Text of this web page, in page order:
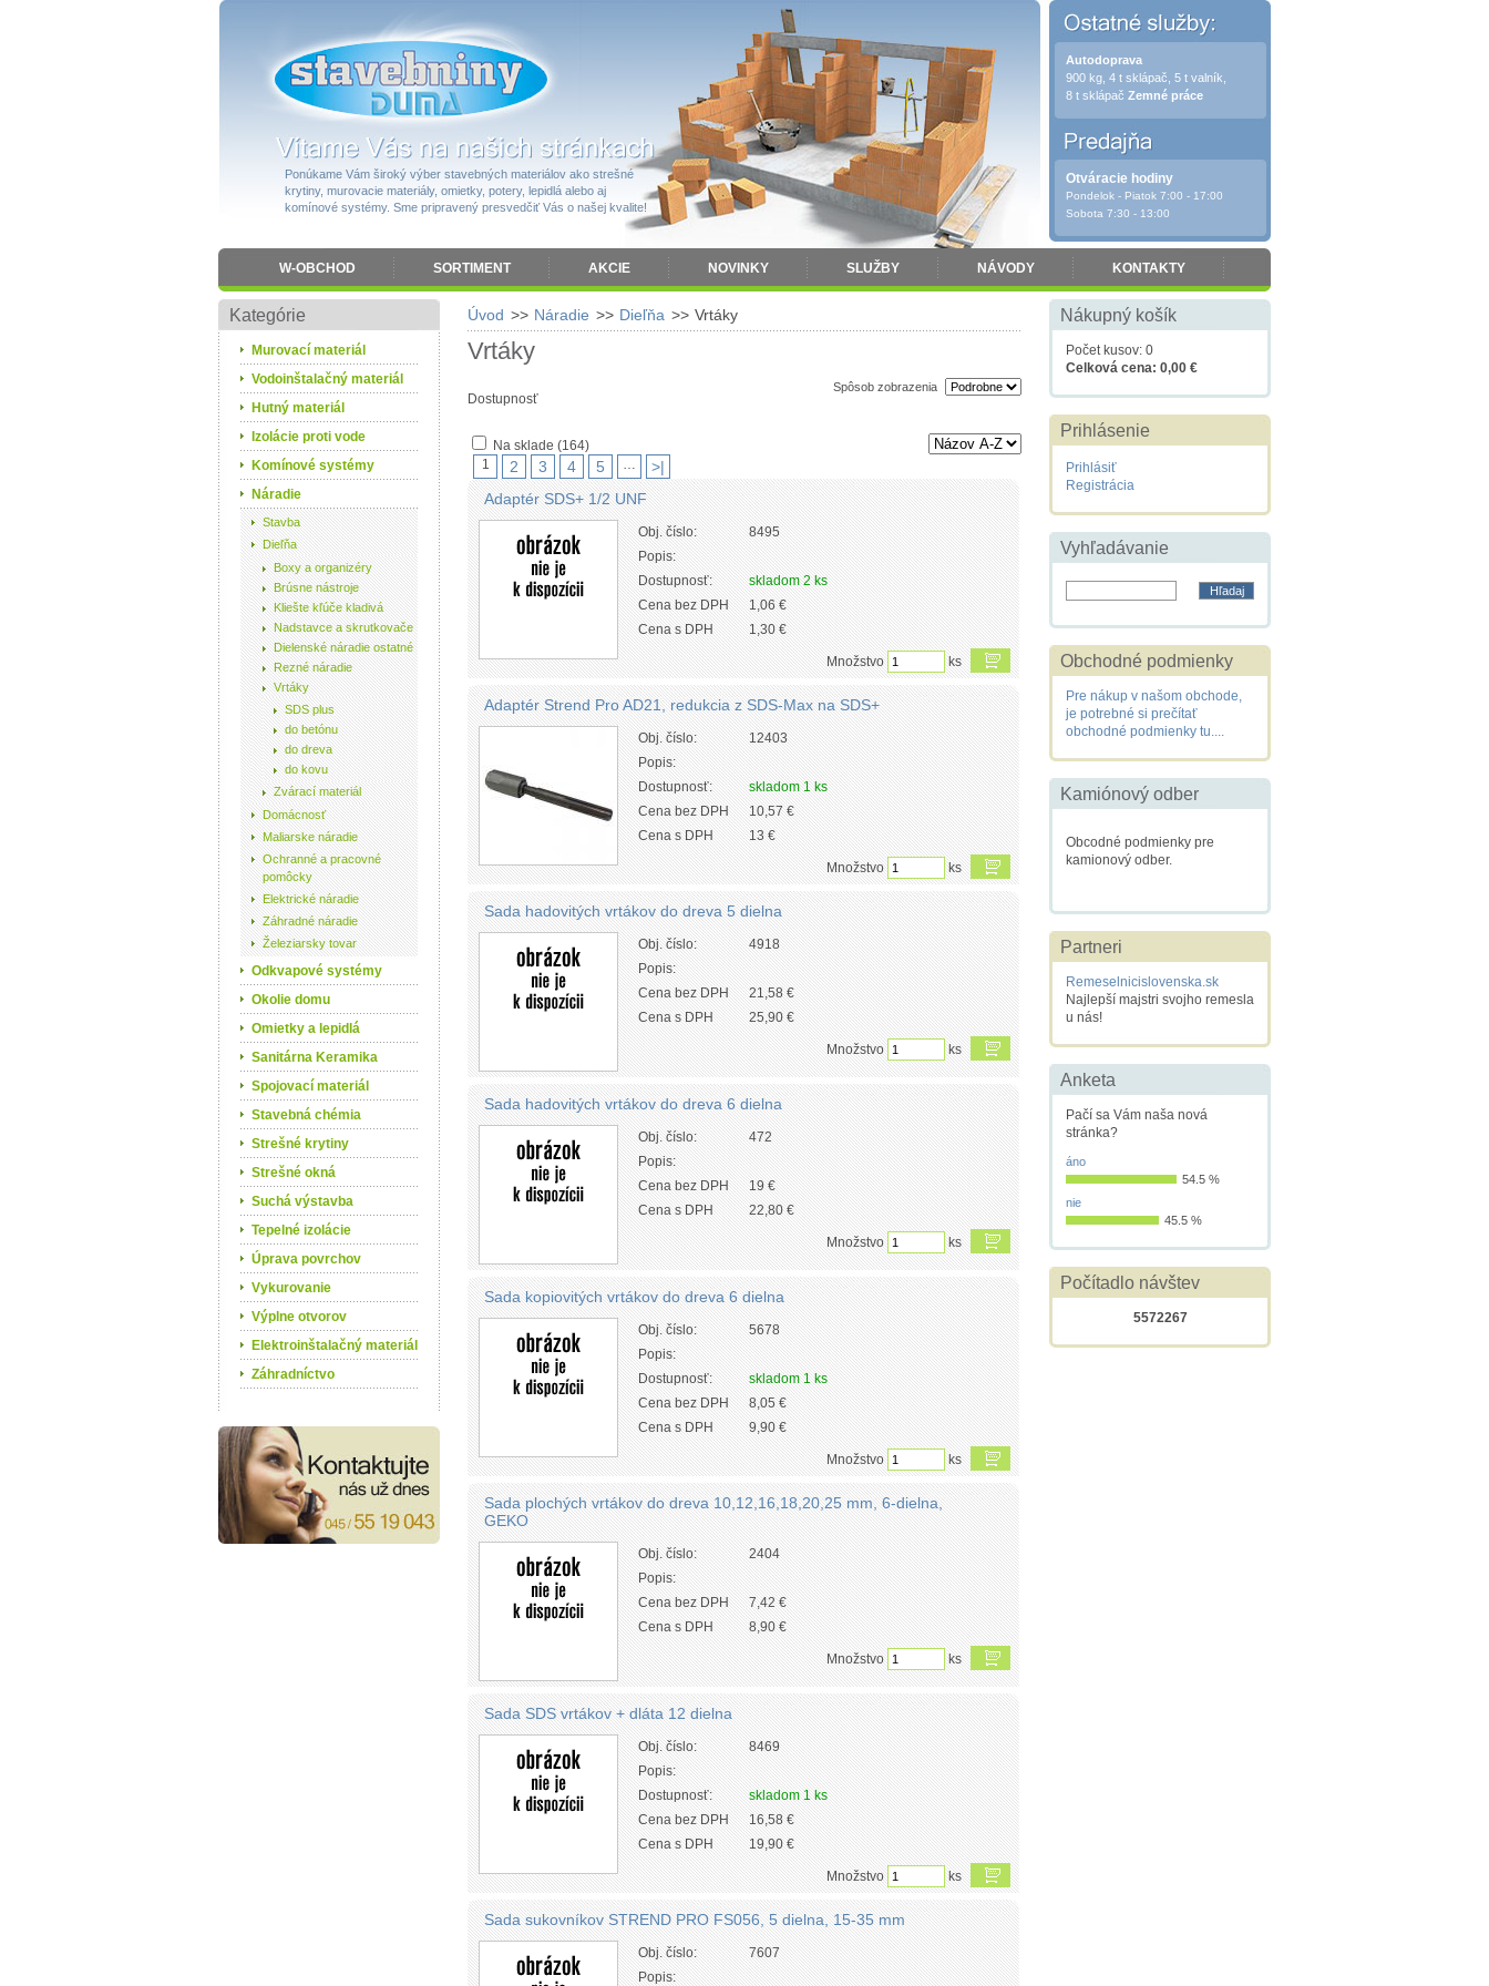
Ponúkame Vám široký výber stavebných materiálov ako strešné
krytiny, murovacie materiály, omietky, potery, lepidlá alebo aj
komínové systémy. Sme pripravený presvedčiť Vás o našej kvalite!
W-OBCHOD SORTIMENT AKCIE NOVINKY SLUŽBY NÁVODY KONTAKTY
Autodoprava
900 kg, 4 t sklápač, 5 t valník,
8 t sklápač Zemné práce
Otváracie hodiny
Pondelok - Piatok 7:00 - 17:00
Sobota 7:30 - 13:00
Úvod >> Náradie >> Dieľňa >> Vrtáky
Vrtáky
Spôsob zobrazenia
Dostupnosť
Na sklade (164)
1
2 3 4 5 …
>|
Adaptér SDS+ 1/2 UNF
Obj. číslo:
8495
Popis:
Dostupnosť:
skladom 2 ks
Cena bez DPH
1,06 €
Cena s DPH
1,30 €
Množstvo ks
Adaptér Strend Pro AD21, redukcia z SDS-Max na SDS+
Obj. číslo:
12403
Popis:
Dostupnosť:
skladom 1 ks
Cena bez DPH
10,57 €
Cena s DPH
13 €
Množstvo ks
Sada hadovitých vrtákov do dreva 5 dielna
Obj. číslo:
4918
Popis:
Cena bez DPH
21,58 €
Cena s DPH
25,90 €
Množstvo ks
Sada hadovitých vrtákov do dreva 6 dielna
Obj. číslo:
472
Popis:
Cena bez DPH
19 €
Cena s DPH
22,80 €
Množstvo ks
Sada kopiovitých vrtákov do dreva 6 dielna
Obj. číslo:
5678
Popis:
Dostupnosť:
skladom 1 ks
Cena bez DPH
8,05 €
Cena s DPH
9,90 €
Množstvo ks
Sada plochých vrtákov do dreva 10,12,16,18,20,25 mm, 6-dielna,
GEKO
Obj. číslo:
2404
Popis:
Cena bez DPH
7,42 €
Cena s DPH
8,90 €
Množstvo ks
Sada SDS vrtákov + dláta 12 dielna
Obj. číslo:
8469
Popis:
Dostupnosť:
skladom 1 ks
Cena bez DPH
16,58 €
Cena s DPH
19,90 €
Množstvo ks
Sada sukovníkov STREND PRO FS056, 5 dielna, 15-35 mm
Obj. číslo:
7607
Popis:
Kategórie
Murovací materiál
Vodoinštalačný materiál
Hutný materiál
Izolácie proti vode
Komínové systémy
Náradie
Stavba
Dieľňa
Boxy a organizéry
Brúsne nástroje
Kliešte kľúče kladivá
Nadstavce a skrutkovače
Dielenské náradie ostatné
Rezné náradie
Vrtáky
SDS plus
do betónu
do dreva
do kovu
Zvárací materiál
Domácnosť
Maliarske náradie
Ochranné a pracovné
pomôcky
Elektrické náradie
Záhradné náradie
Železiarsky tovar
Odkvapové systémy
Okolie domu
Omietky a lepidlá
Sanitárna Keramika
Spojovací materiál
Stavebná chémia
Strešné krytiny
Strešné okná
Suchá výstavba
Tepelné izolácie
Úprava povrchov
Vykurovanie
Výplne otvorov
Elektroinštalačný materiál
Záhradníctvo
Nákupný košík
Počet kusov: 0
Celková cena: 0,00 €
Prihlásenie
Prihlásiť
Registrácia
Vyhľadávanie
Obchodné podmienky
Pre nákup v našom obchode,
je potrebné si prečítať
obchodné podmienky tu....
Kamiónový odber
Obcodné podmienky pre
kamionový odber.
Partneri
Remeselnicislovenska.sk
Najlepší majstri svojho remesla
u nás!
Anketa
Pačí sa Vám naša nová
stránka?
áno
54.5 %
nie
45.5 %
Počítadlo návštev
5572267